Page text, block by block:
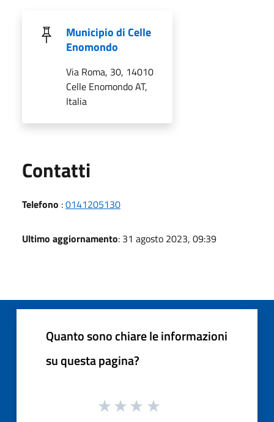
Municipio di Celle
Enomondo
Via Roma, 30, 14010
Celle Enomondo AT,
Italia
Contatti
Telefono :0141205130
Ultimo aggiornamento: 31 agosto 2023, 09:39
Quanto sono chiare le informazioni
su questa pagina?